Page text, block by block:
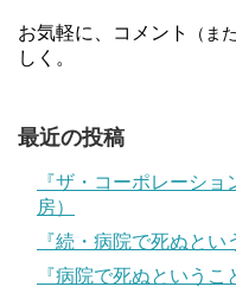
お気軽に、コメント （ま
しく。
最近の投稿
『ザ・コーポレーシ
房）
『続・病院で死ぬとい
『病院で死ぬというこ